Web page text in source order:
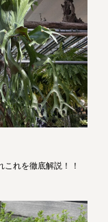
れを徹底解説！！